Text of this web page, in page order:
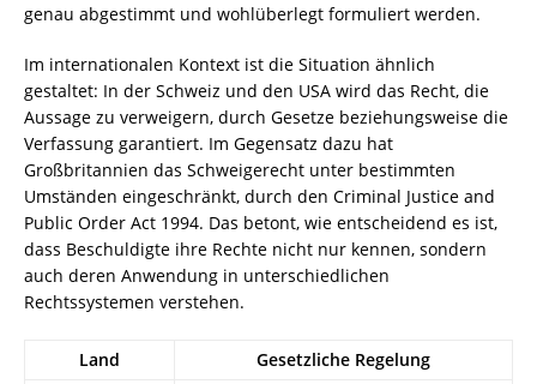
genau abgestimmt und wohlüberlegt formuliert werden.
Im internationalen Kontext ist die Situation ähnlich
gestaltet: In der Schweiz und den USA wird das Recht, die
Aussage zu verweigern, durch Gesetze beziehungsweise die
Verfassung garantiert. Im Gegensatz dazu hat
Großbritannien das Schweigerecht unter bestimmten
Umständen eingeschränkt, durch den Criminal Justice and
Public Order Act 1994. Das betont, wie entscheidend es ist,
dass Beschuldigte ihre Rechte nicht nur kennen, sondern
auch deren Anwendung in unterschiedlichen
Rechtssystemen verstehen.
Land
Gesetzliche Regelung